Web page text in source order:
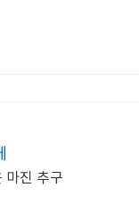
마진 추구